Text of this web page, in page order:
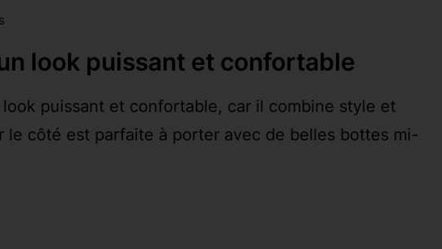
look puissant et confortable
puissant et confortable, car il combine style et
côté est parfaite à porter avec de belles bottes mi-